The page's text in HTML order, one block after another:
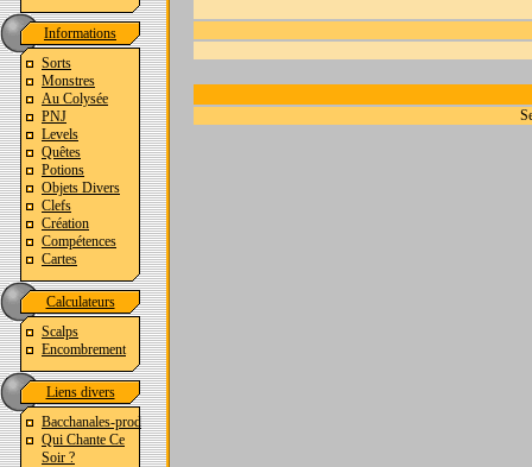
Informations
Sorts
Monstres
Au Colysée
PNJ
Levels
Quêtes
Potions
Objets Divers
Clefs
Création
Compétences
Cartes
Calculateurs
Scalps
Encombrement
Liens divers
Bacchanales-prod
Qui Chante Ce
Soir ?